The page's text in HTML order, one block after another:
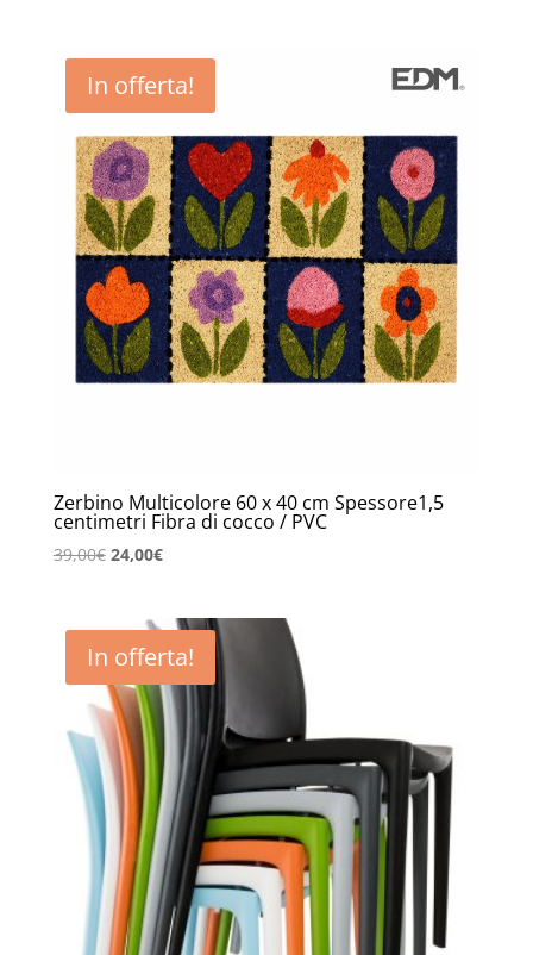
era:
79,00€.
è:
44,90€.
In offerta!
Zerbino Multicolore 60 x 40 cm Spessore1,5
centimetri Fibra di cocco / PVC
39,00€ Il
era:
39,00€.
24,00€Il
è:
24,00€.
In offerta!